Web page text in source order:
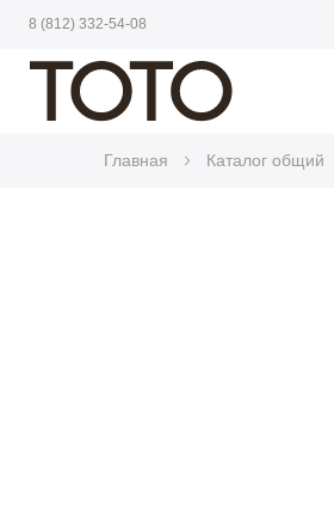
8 (812) 332-54-08
Главная Каталог общий